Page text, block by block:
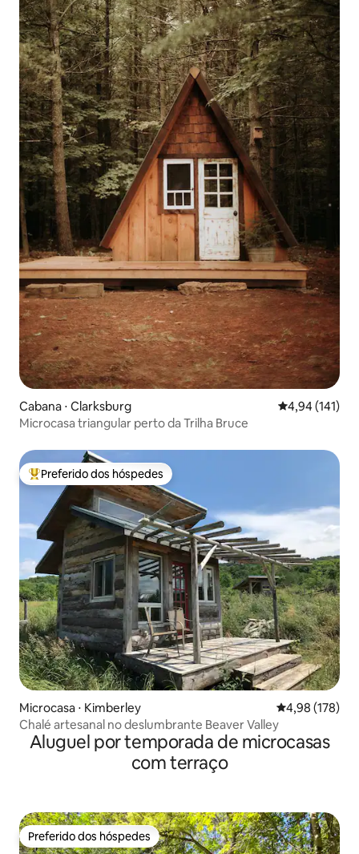
Cabana ⋅ Clarksburg 4,94 de uma
4,94 (141)
Microcasa triangular perto da Trilha Bruce
Entre os melhores preferidos dos hóspedes
Preferido dos hóspedes
Microcasa ⋅ Kimberley 4,98 de uma
4,98 (178)
Chalé artesanal no deslumbrante Beaver Valley
Aluguel por temporada de microcasas
com terraço
Preferido dos hóspedes
Preferido dos hóspedes